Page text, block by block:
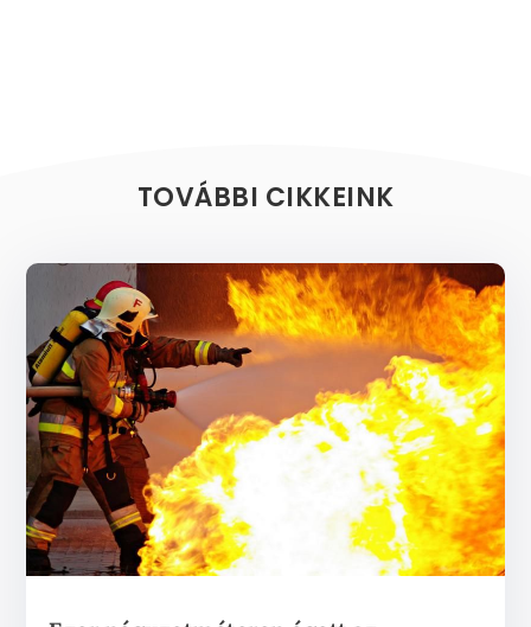
TOVÁBBI CIKKEINK